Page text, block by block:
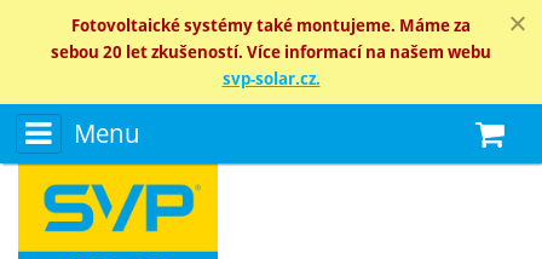
Fotovoltaické systémy také montujeme. Máme za
sebou 20 let zkušeností. Více informací na našem webu
svp-solar.cz.
Menu